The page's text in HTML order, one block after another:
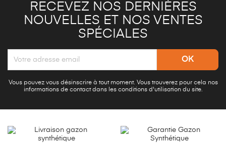
RECEVEZ NOS DERNIÈRES
NOUVELLES ET NOS VENTES
SPÉCIALES
Vous pouvez vous désinscrire à tout moment. Vous trouverez pour cela nos
informations de contact dans les conditions d'utilisation du site.